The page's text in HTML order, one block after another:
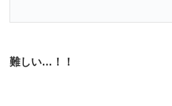
難しい…！！